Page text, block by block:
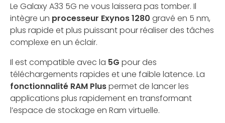
Le Galaxy A33 5G ne vous laissera pas tomber. Il
intègre un processeur Exynos 1280 gravé en 5 nm,
plus rapide et plus puissant pour réaliser des tâches
complexe en un éclair.
Il est compatible avec la 5G pour des
téléchargements rapides et une faible latence. La
fonctionnalité RAM Pluspermet de lancer les
applications plus rapidement en transformant
l’espace de stockage en Ram virtuelle.